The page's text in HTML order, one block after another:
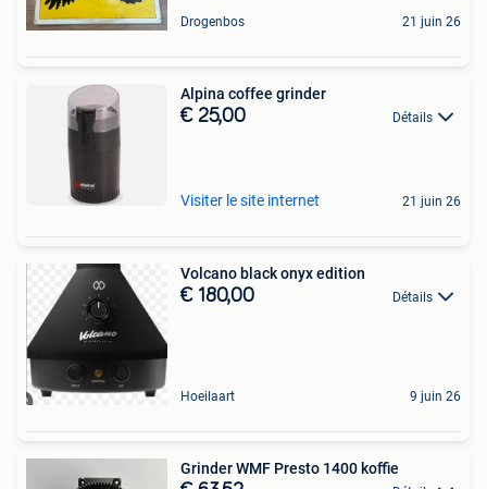
Drogenbos 21 juin 26
Alpina coffee grinder
€ 25,00 Détails
Visiter le site internet 21 juin 26
Volcano black onyx edition
€ 180,00 Détails
Hoeilaart 9 juin 26
Grinder WMF Presto 1400 koffie